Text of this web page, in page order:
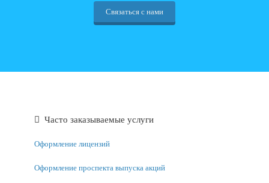
Связаться с нами
Часто заказываемые услуги
Оформление лицензий
Оформление проспекта выпуска акций